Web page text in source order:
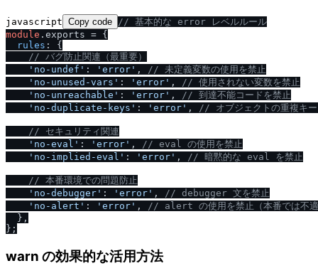
javascript Copy code / / 基本的な error レベルルール
module . exports = {
rules : {
/ / バグ防止関連（最重要）
'no-undef' : 'error' , / / 未定義変数の使用を禁止
'no-unused-vars' : 'error' , / / 使用されない変数を禁止
'no-unreachable' : 'error' , / / 到達不能コードを禁止
'no-duplicate-keys' : 'error' , / / オブジェクトの重複キ
/ / セキュリティ関連
'no-eval' : 'error' , / / eval の使用を禁止
'no-implied-eval' : 'error' , / / 暗黙的な eval を禁止
/ / 本番環境での問題防止
'no-debugger' : 'error' , / / debugger 文を禁止
'no-alert' : 'error' , / / alert の使用を禁止（本番では不
  },
warn の効果的な活用方法